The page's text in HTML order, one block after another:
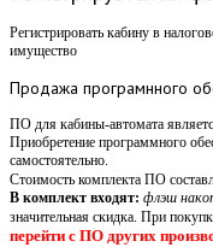
Регистрировать кабину в
имущество
Продажа програмнного
ПО для кабины-автомата
Приобретение программного
самостоятельно.
Стоимость комплекта ПО
В комплект входят: флэш
значительная скидка. При
перейти с ПО других